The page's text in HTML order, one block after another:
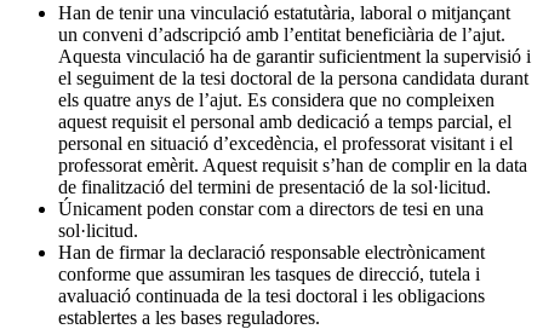
Han de tenir una vinculació estatutària, laboral o mitjançant
un conveni d’adscripció amb l’entitat beneficiària de l’ajut.
Aquesta vinculació ha de garantir suficientment la supervisió i
el seguiment de la tesi doctoral de la persona candidata durant
els quatre anys de l’ajut. Es considera que no compleixen
aquest requisit el personal amb dedicació a temps parcial, el
personal en situació d’excedència, el professorat visitant i el
professorat emèrit. Aquest requisit s’han de complir en la data
de finalització del termini de presentació de la sol·licitud.
Únicament poden constar com a directors de tesi en una
sol·licitud.
Han de firmar la declaració responsable electrònicament
conforme que assumiran les tasques de direcció, tutela i
avaluació continuada de la tesi doctoral i les obligacions
establertes a les bases reguladores.